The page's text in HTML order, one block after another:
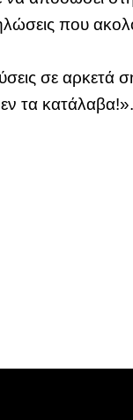
που
σε αρκετά
τα κατάλαβα!».